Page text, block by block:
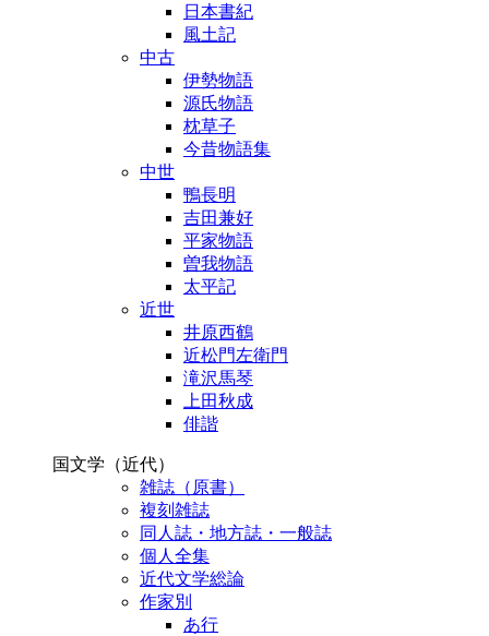
日本書紀
風土記
中古
伊勢物語
源氏物語
枕草子
今昔物語集
中世
鴨長明
吉田兼好
平家物語
曽我物語
太平記
近世
井原西鶴
近松門左衛門
滝沢馬琴
上田秋成
俳諧
国文学（近代）
雑誌（原書）
複刻雑誌
同人誌・地方誌・一般誌
個人全集
近代文学総論
作家別
あ行